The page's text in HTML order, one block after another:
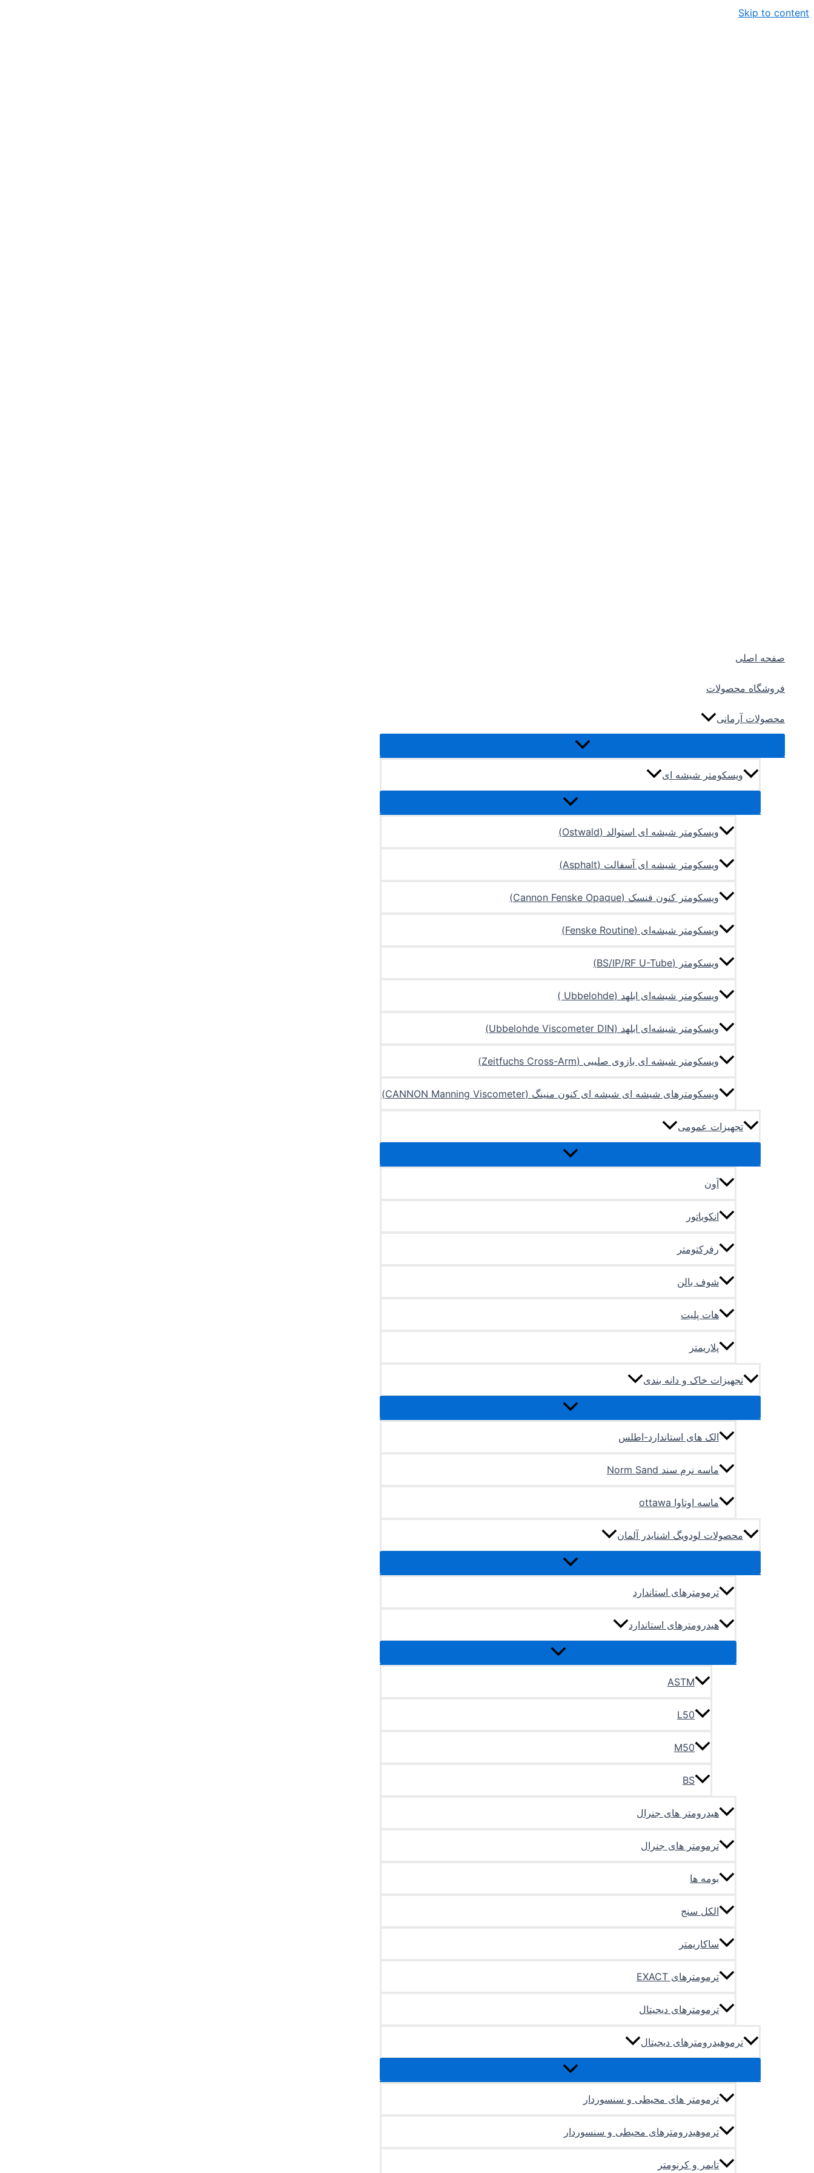
Skip to content
صفحه اصلی
فروشگاه محصولات
محصولات آرمانی
ویسکومتر شیشه ای
ویسکومتر شیشه ای استوالد (Ostwald)
ویسکومتر شیشه ای آسفالت (Asphalt)
ویسکومتر کنون فنسک (Cannon Fenske Opaque)
ویسکومتر شیشه‌ای (Fenske Routine)
ویسکومتر (BS/IP/RF U-Tube)
ویسکومتر شیشه‌ای ابلهد (Ubbelohde )
ویسکومتر شیشه‌ای ابلهد (Ubbelohde Viscometer DIN)
ویسکومتر شیشه ای بازوی صلیبی (Zeitfuchs Cross-Arm)
ویسکومترهای شیشه ای شیشه ای کنون منینگ (CANNON Manning Viscometer)
تجهیزات عمومی
آون
انکوباتور
رفرکتومتر
شوف بالن
هات پلیت
پلاریمتر
تجهیزات خاک و دانه بندی
الک های استاندارد-اطلس
ماسه نرم سند Norm Sand
ماسه اوتاوا ottawa
محصولات لودویگ اشنایدر آلمان
ترمومترهای استاندارد
هیدرومترهای استاندارد
ASTM
L50
M50
BS
هیدرومتر های جنرال
ترمومتر های جنرال
بومه ها
الکل سنج
ساکاریمتر
ترمومترهای EXACT
ترمومترهای دیجیتال
ترموهیدرومترهای دیجیتال
ترمومتر های محیطی و سنسوردار
ترموهیدرومترهای محیطی و سنسوردار
تایمر و کرنومتر